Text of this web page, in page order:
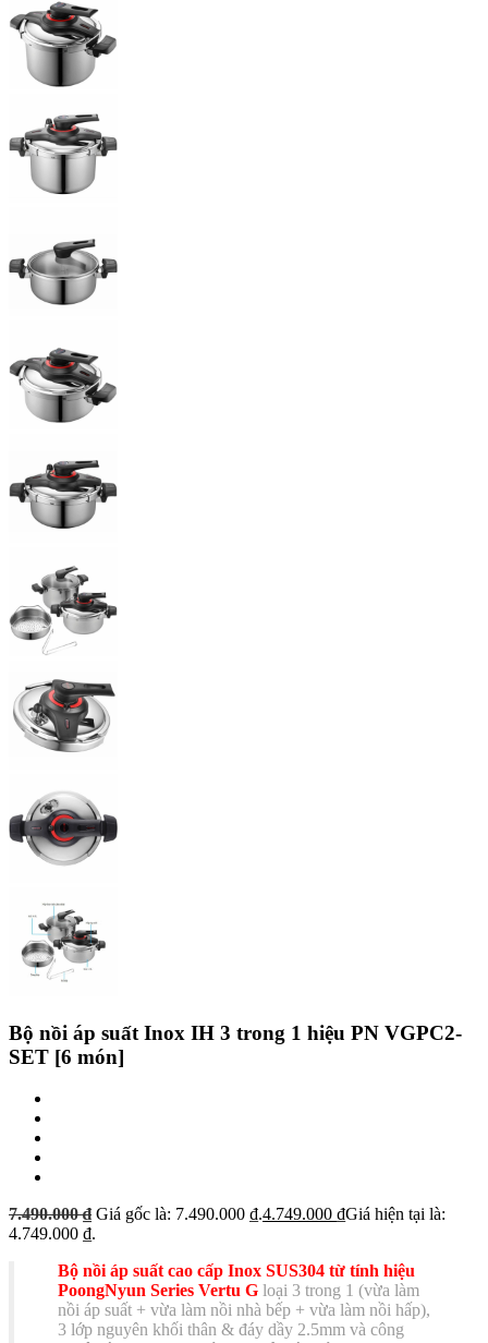
Bộ nồi áp suất Inox IH 3 trong 1 hiệu PN VGPC2-
SET [6 món]
7.490.000₫ Giá gốc là: 7.490.000 ₫.4.749.000 ₫Giá hiện tại là:
4.749.000 ₫.
Bộ nồi áp suất cao cấp Inox SUS304 từ tính hiệu
PoongNyun Series Vertu G loại 3 trong 1 (vừa làm
nồi áp suất + vừa làm nồi nhà bếp + vừa làm nồi hấp),
3 lớp nguyên khối thân & đáy dầy 2.5mm và công